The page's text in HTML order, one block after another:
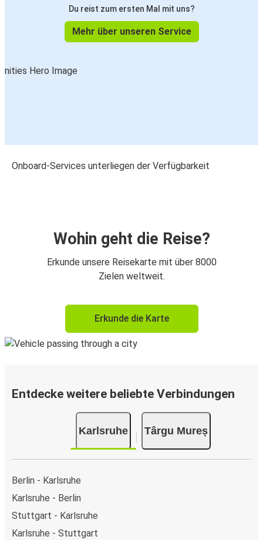
Du reist zum ersten Mal mit uns?
Mehr über unseren Service
Onboard-Services unterliegen der Verfügbarkeit
Wohin geht die Reise?
Erkunde unsere Reisekarte mit über 8000
Zielen weltweit.
Erkunde die Karte
Entdecke weitere beliebte Verbindungen
Karlsruhe Târgu Mureș
Berlin - Karlsruhe
Karlsruhe - Berlin
Stuttgart - Karlsruhe
Karlsruhe - Stuttgart